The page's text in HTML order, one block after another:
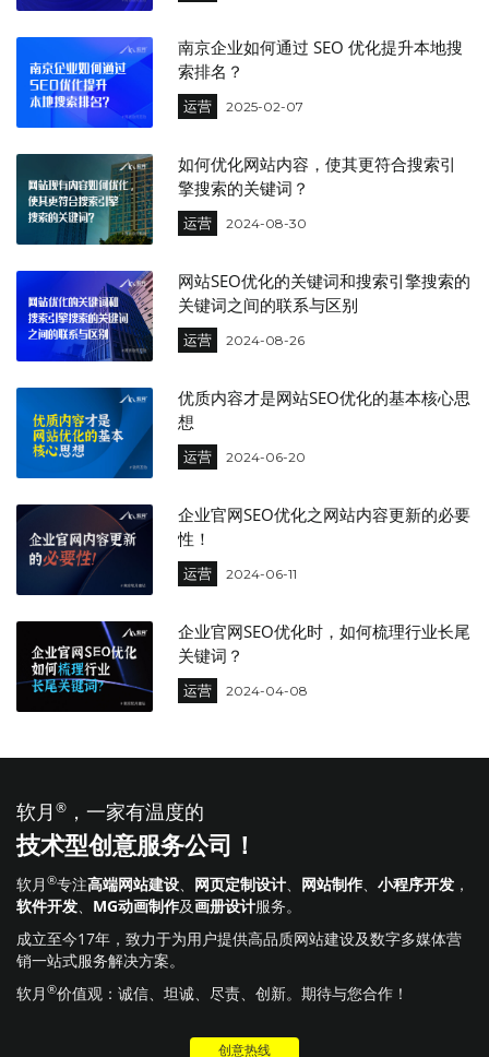
南京企业如何通过 SEO 优化提升本地搜
索排名？
运营 2025-02-07
如何优化网站内容，使其更符合搜索引
擎搜索的关键词？
运营 2024-08-30
网站SEO优化的关键词和搜索引擎搜索的
关键词之间的联系与区别
运营 2024-08-26
优质内容才是网站SEO优化的基本核心思
想
运营 2024-06-20
企业官网SEO优化之网站内容更新的必要
性！
运营 2024-06-11
企业官网SEO优化时，如何梳理行业长尾
关键词？
运营 2024-04-08
软月 ® ，一家有温度的
技术型创意服务公司！
软月 ®专注高端网站建设、 网页定制设计、 网站制作、 小程序开发 ，
软件开发、 MG动画制作及画册设计服务。
成立至今17年，致力于为用户提供高品质网站建设及数字多媒体营
销一站式服务解决方案。
软月 ®价值观：诚信、坦诚、尽责、创新。期待与您合作！
创意热线